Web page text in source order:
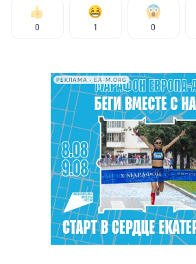
0 1 0
РЕКЛАМА • EA-M.ORG